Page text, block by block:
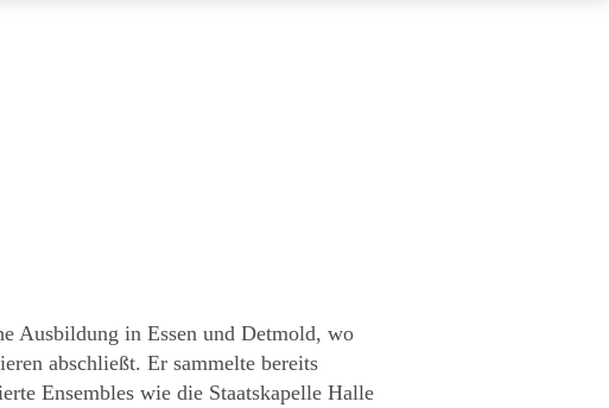
Ausbildung in Essen und Detmold, wo
abschließt. Er sammelte bereits
Ensembles wie die Staatskapelle Halle